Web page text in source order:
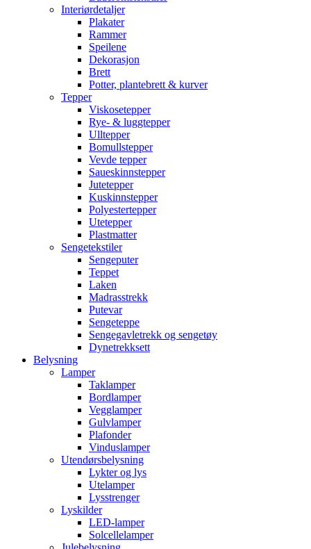
Interiørdetaljer
Plakater
Rammer
Speilene
Dekorasjon
Brett
Potter, plantebrett & kurver
Tepper
Viskosetepper
Rye- & luggtepper
Ulltepper
Bomullstepper
Vevde tepper
Saueskinnstepper
Jutetepper
Kuskinnstepper
Polyestertepper
Utetepper
Plastmatter
Sengetekstiler
Sengeputer
Teppet
Laken
Madrasstrekk
Putevar
Sengeteppe
Sengegavletrekk og sengetøy
Dynetrekksett
Belysning
Lamper
Taklamper
Bordlamper
Vegglamper
Gulvlamper
Plafonder
Vinduslamper
Utendørsbelysning
Lykter og lys
Utelamper
Lysstrenger
Lyskilder
LED-lamper
Solcellelamper